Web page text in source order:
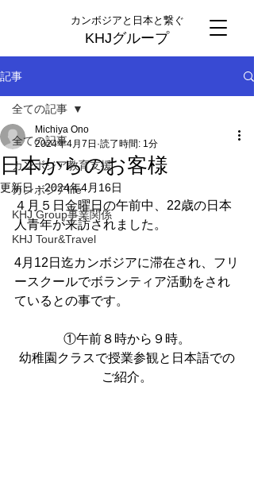
カンボジアと日本と繋ぐ
KHJグループ
記事
全ての記事
カンボジア教育支援
カンボジアlife
KHJ Group事業関係
KHJ Tour&Travel
全ての記事
日本からのお客様
Michiya Ono
2024年4月7日 読了時間: 1分
更新日：2024年4月16日
４月５日金曜日の午前中、22歳の日本
人青年が来訪されました。
4月12日迄カンボジアに滞在され、フリ
ースクールでボランティア活動をされ
ているとの事です。
①午前８時から９時。
幼稚園クラスで授業参観と日本語での
ご紹介。